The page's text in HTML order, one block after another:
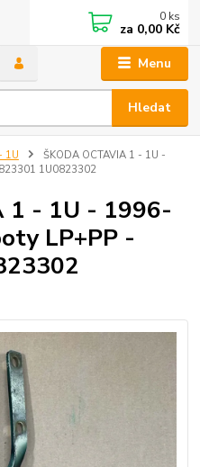
Menu
Hledat
0 ks
za 0,00 Kč
1U
ŠKODA OCTAVIA 1 - 1U -
1U0823302
1 - 1U - 1996-
LP+PP -